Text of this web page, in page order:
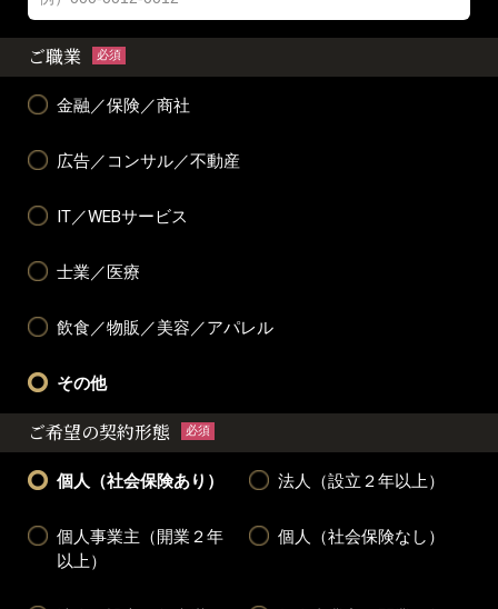
ご職業 必須
金融／保険／商社
広告／コンサル／不動産
IT／WEBサービス
士業／医療
飲食／物販／美容／アパレル
その他
ご希望の契約形態 必須
個人（社会保険あり） 法人（設立２年以上）
個人事業主（開業２年
以上）
個人（社会保険なし）